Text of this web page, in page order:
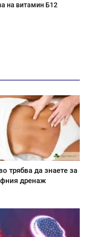
на витамин Б12
трябва да знаете за
дренаж